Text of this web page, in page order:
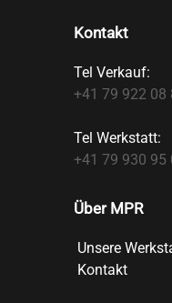
Kontakt
Tel Verkauf:
+41 79 922 08
Tel Werkstatt:
+41 79 930 95
Über MPR
Unsere
Kontakt